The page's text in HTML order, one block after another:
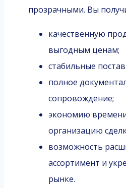
прозрачными. Вы
качественную
выгодным ценам;
стабильные
полное
сопровождение;
экономию
организацию
возможность
ассортимент и
рынке.